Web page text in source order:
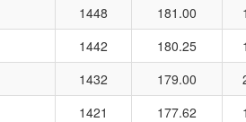
1448 181.00
1442 180.25
1432 179.00
1421 177.62